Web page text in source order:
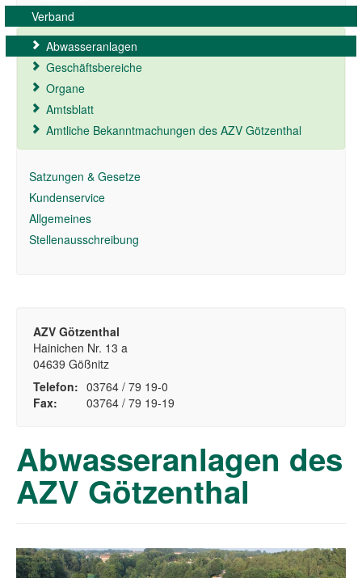
Verband
Abwasseranlagen
Geschäftsbereiche
Organe
Amtsblatt
Amtliche Bekanntmachungen des AZV Götzenthal
Satzungen & Gesetze
Kundenservice
Allgemeines
Stellenausschreibung
AZV Götzenthal
Hainichen Nr. 13 a
04639 Gößnitz
Telefon:
Fax:
03764 / 79 19-0
03764 / 79 19-19
Abwasseranlagen des
AZV Götzenthal